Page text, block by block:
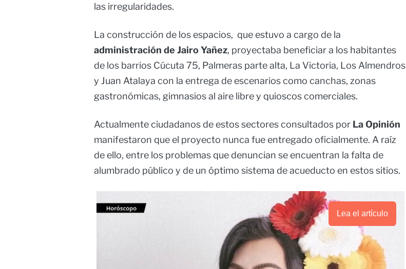
las irregularidades.
La construcción de los espacios, que estuvo a cargo de la
administración de Jairo Yañez, proyectaba beneficiar a los habitantes
de los barrios Cúcuta 75, Palmeras parte alta, La Victoria, Los Almendros
y Juan Atalaya con la entrega de escenarios como canchas, zonas
gastronómicas, gimnasios al aire libre y quioscos comerciales.
Actualmente ciudadanos de estos sectores consultados por La Opinión
manifestaron que el proyecto nunca fue entregado oficialmente. A raíz
de ello, entre los problemas que denuncian se encuentran la falta de
alumbrado público y de un óptimo sistema de acueducto en estos sitios.
Lea el artículo